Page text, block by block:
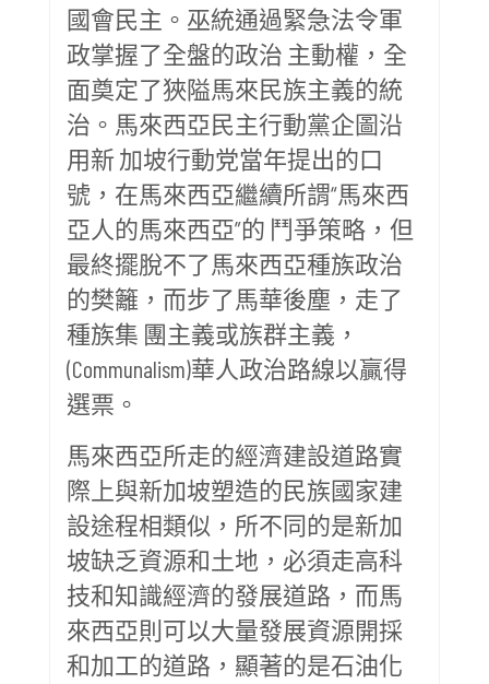
國會民主。巫統通過緊急法令軍
政掌握了全盤的政治 主動權，全
面奠定了狹隘馬來民族主義的統
治。馬來西亞民主行動黨企圖沿
用新 加坡行動党當年提出的口
號，在馬來西亞繼續所謂“馬來西
亞人的馬來西亞”的 鬥爭策略，但
最終擺脫不了馬來西亞種族政治
的樊籬，而步了馬華後塵，走了
種族集 團主義或族群主義，
(Communalism)華人政治路線以贏得
選票。
馬來西亞所走的經濟建設道路實
際上與新加坡塑造的民族國家建
設途程相類似，所不同的是新加
坡缺乏資源和土地，必須走高科
技和知識經濟的發展道路，而馬
來西亞則可以大量發展資源開採
和加工的道路，顯著的是石油化